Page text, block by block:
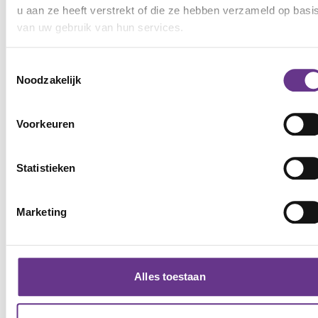
u aan ze heeft verstrekt of die ze hebben verzameld op
van uw gebruik van hun services.
Noodzakelijk
Voorkeuren
Statistieken
Marketing
Alles toestaan
laten halen'.
Bekijk alle foto's